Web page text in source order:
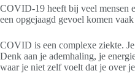
COVID-19 heeft bij veel mensen
een opgejaagd gevoel komen
COVID is een complexe ziekte.
Denk aan je ademhaling, je
waar je niet zelf voelt dat je over